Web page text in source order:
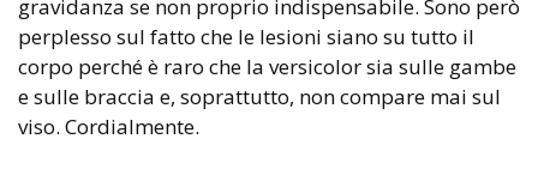
gravidanza se non proprio indispensabile. Sono però
perplesso sul fatto che le lesioni siano su tutto il
corpo perché è raro che la versicolor sia sulle gambe
e sulle braccia e, soprattutto, non compare mai sul
viso. Cordialmente.